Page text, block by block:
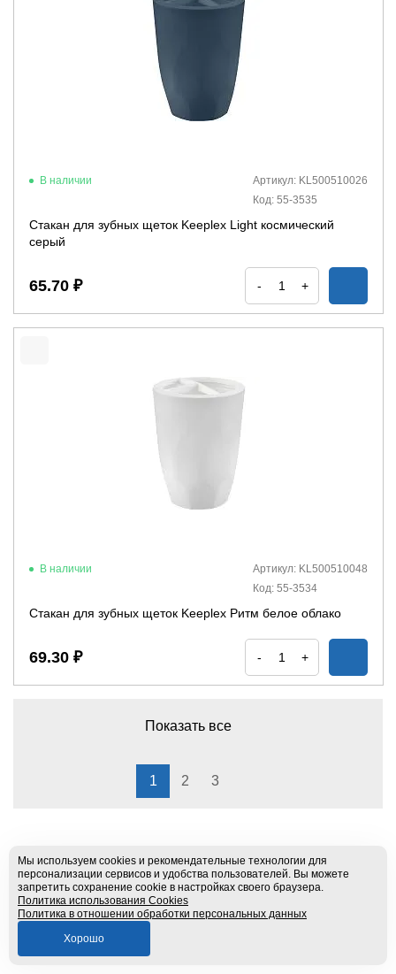
В наличии
Артикул: KL500510026
Код: 55-3535
Стакан для зубных щеток Keeplex Light космический
серый
65.70 ₽ - +
В наличии
Артикул: KL500510048
Код: 55-3534
Стакан для зубных щеток Keeplex Ритм белое облако
69.30 ₽ - +
Показать все
1 2 3
Мы используем cookies и рекомендательные технологии для
персонализации сервисов и удобства пользователей. Вы можете
запретить сохранение cookie в настройках своего браузера.
Политика использования Cookies
Политика в отношении обработки персональных данных
Хорошо